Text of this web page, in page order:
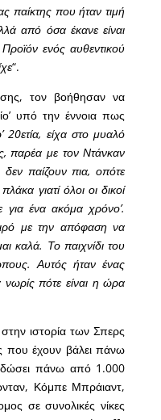
παίκτης που ήταν τιμή
από όσα έκανε είναι
ενός αυθεντικού
“.
τον βοήθησαν να
υπό την έννοια πως
20ετία, είχα στο μυαλό
παρέα με τον Ντάνκαν
δεν παίζουν πια, οπότε
γιατί όλοι οι δικοί
για ένα ακόμα χρόνο’.
με την απόφαση να
καλά. Το παιχνίδι του
Αυτός ήταν ένας
πότε είναι η ώρα
ιστορία των Σπερς
που έχουν βάλει πάνω
πάνω από 1.000
Κόμπε Μπράιαντ,
σε συνολικές νίκες